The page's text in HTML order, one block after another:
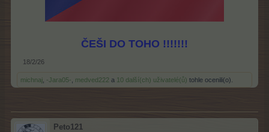
ČEŠI DO TOHO !!!!!!!
18/2/26
michnaj -Jara05- medved222 a 10 další(ch) uživatelé(ů) tohle ocenili(o).
Peto121